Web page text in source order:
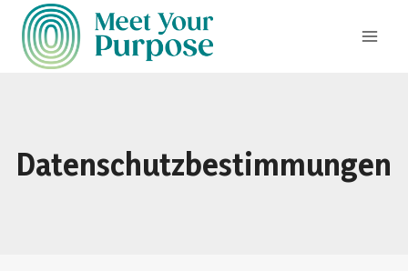
Datenschutzbestimmungen